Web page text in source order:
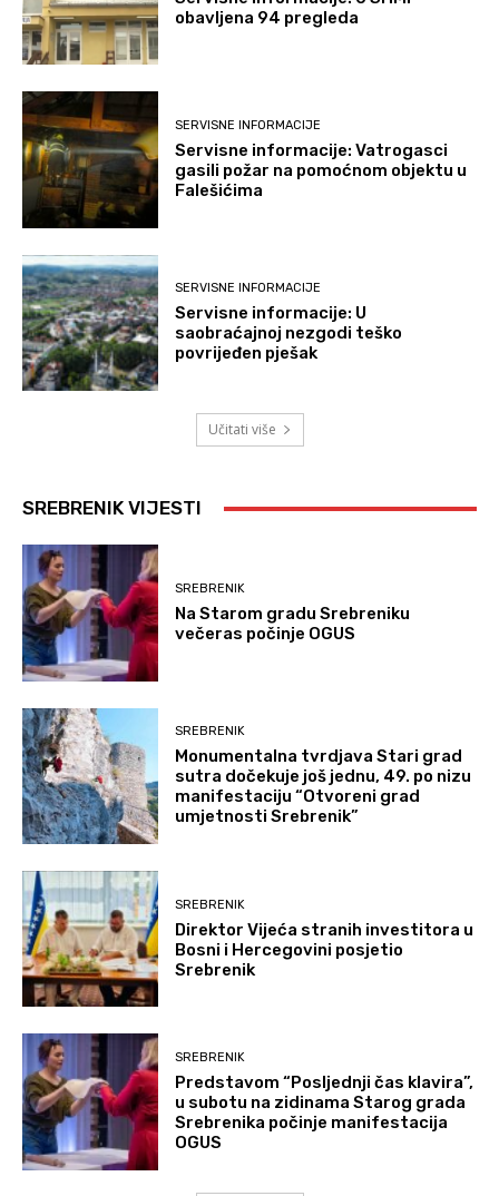
obavljena 94 pregleda
SERVISNE INFORMACIJE
Servisne informacije: Vatrogasci
gasili požar na pomoćnom objektu u
Falešićima
SERVISNE INFORMACIJE
Servisne informacije: U
saobraćajnoj nezgodi teško
povrijeđen pješak
Učitati više
SREBRENIK VIJESTI
SREBRENIK
Na Starom gradu Srebreniku
večeras počinje OGUS
SREBRENIK
Monumentalna tvrdjava Stari grad
sutra dočekuje još jednu, 49. po nizu
manifestaciju “Otvoreni grad
umjetnosti Srebrenik”
SREBRENIK
Direktor Vijeća stranih investitora u
Bosni i Hercegovini posjetio
Srebrenik
SREBRENIK
Predstavom “Posljednji čas klavira”,
u subotu na zidinama Starog grada
Srebrenika počinje manifestacija
OGUS